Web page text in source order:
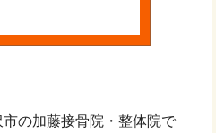
の加藤接骨院・整体院で